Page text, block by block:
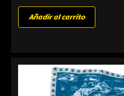
Añadir al carrito